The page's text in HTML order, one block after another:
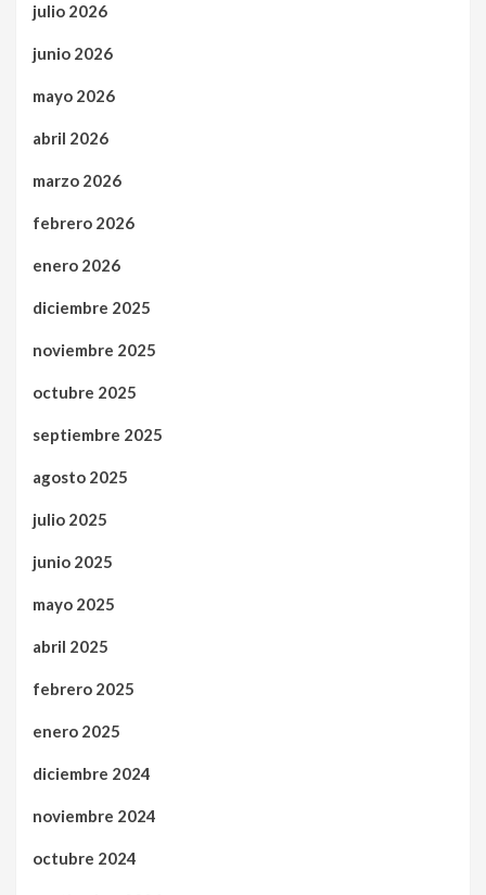
julio 2026
junio 2026
mayo 2026
abril 2026
marzo 2026
febrero 2026
enero 2026
diciembre 2025
noviembre 2025
octubre 2025
septiembre 2025
agosto 2025
julio 2025
junio 2025
mayo 2025
abril 2025
febrero 2025
enero 2025
diciembre 2024
noviembre 2024
octubre 2024